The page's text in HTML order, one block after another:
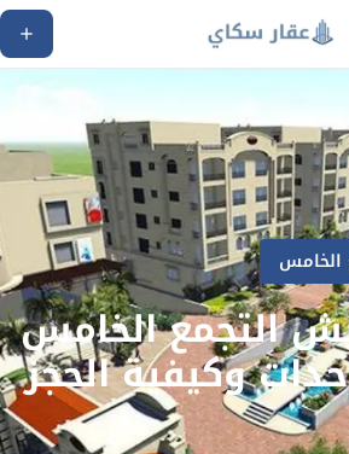
الخامس
التجمع الخامس
وكيفية الحجز